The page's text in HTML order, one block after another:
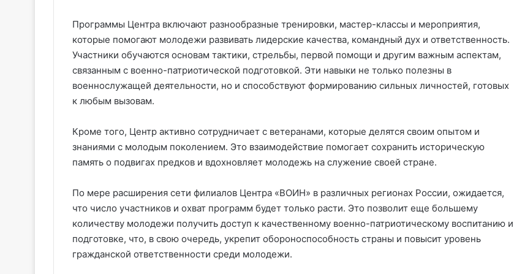
Программы Центра включают разнообразные тренировки, мастер-классы и мероприятия,
которые помогают молодежи развивать лидерские качества, командный дух и ответственность.
Участники обучаются основам тактики, стрельбы, первой помощи и другим важным аспектам,
связанным с военно-патриотической подготовкой. Эти навыки не только полезны в
военнослужащей деятельности, но и способствуют формированию сильных личностей, готовых
к любым вызовам.
Кроме того, Центр активно сотрудничает с ветеранами, которые делятся своим опытом и
знаниями с молодым поколением. Это взаимодействие помогает сохранить историческую
память о подвигах предков и вдохновляет молодежь на служение своей стране.
По мере расширения сети филиалов Центра «ВОИН» в различных регионах России, ожидается,
что число участников и охват программ будет только расти. Это позволит еще большему
количеству молодежи получить доступ к качественному военно-патриотическому воспитанию и
подготовке, что, в свою очередь, укрепит обороноспособность страны и повысит уровень
гражданской ответственности среди молодежи.